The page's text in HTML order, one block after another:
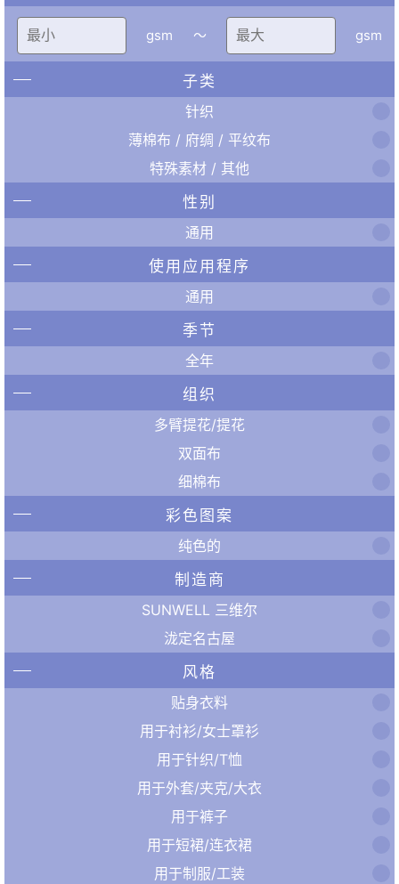
gsm 〜 gsm
子类
针织
薄棉布 / 府绸 / 平纹布
特殊素材 / 其他
性别
通用
使用应用程序
通用
季节
全年
组织
多臂提花/提花
双面布
细棉布
彩色图案
纯色的
制造商
SUNWELL 三维尔
泷定名古屋
风格
贴身衣料
用于衬衫/女士罩衫
用于针织/T恤
用于外套/夹克/大衣
用于裤子
用于短裙/连衣裙
用于制服/工装